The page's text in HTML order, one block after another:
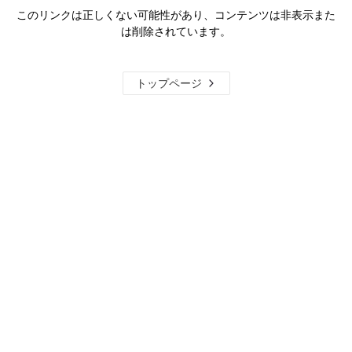
このリンクは正しくない可能性があり、コンテンツは非表示また
は削除されています。
トップページ